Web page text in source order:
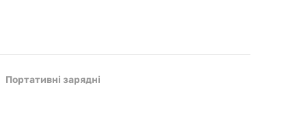
Портативні зарядні